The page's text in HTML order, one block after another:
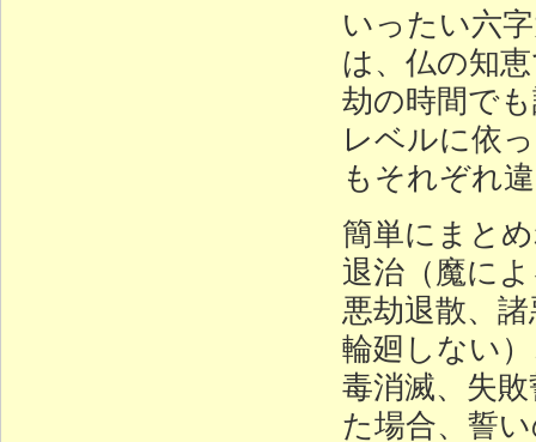
いったい六
は、仏の知
劫の時間で
レベルに依
もそれぞれ
簡単にまと
退治（魔に
悪劫退散、
輪廻しない
毒消滅、失
た場合、誓